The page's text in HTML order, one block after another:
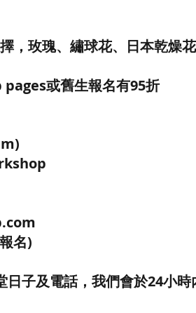
，玫瑰、繡球花、日本乾燥
或舊生報名有95折
名)
子及電話，我們會於24小時